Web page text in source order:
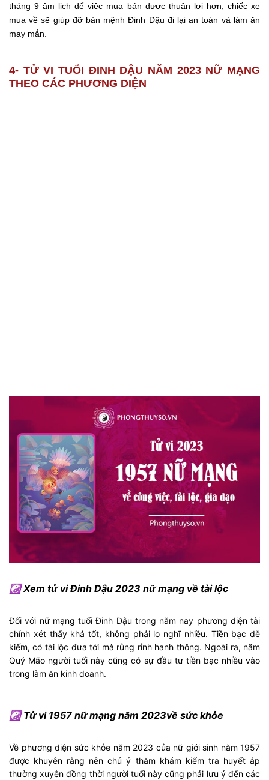
tháng 9 âm lịch để việc mua bán được thuận lợi hơn, chiếc xe
mua về sẽ giúp đỡ bản mệnh Đinh Dậu đi lại an toàn và làm ăn
may mắn.
4- TỬ VI TUỔI ĐINH DẬU NĂM 2023 NỮ MẠNG
THEO CÁC PHƯƠNG DIỆN
☯ Xem tử vi Đinh Dậu 2023 nữ mạng về tài lộc
Đối với nữ mạng tuổi Đinh Dậu trong năm nay phương diện tài
chính xét thấy khá tốt, không phải lo nghĩ nhiều. Tiền bạc dễ
kiếm, có tài lộc đưa tới mà rủng rỉnh hanh thông. Ngoài ra, năm
Quý Mão người tuổi này cũng có sự đầu tư tiền bạc nhiều vào
trong làm ăn kinh doanh.
☯ Tử vi 1957 nữ mạng năm 2023về sức khỏe
Về phương diện sức khỏe năm 2023 của nữ giới sinh năm 1957
được khuyên rằng nên chú ý thăm khám kiểm tra huyết áp
thường xuyên đồng thời người tuổi này cũng phải lưu ý đến các